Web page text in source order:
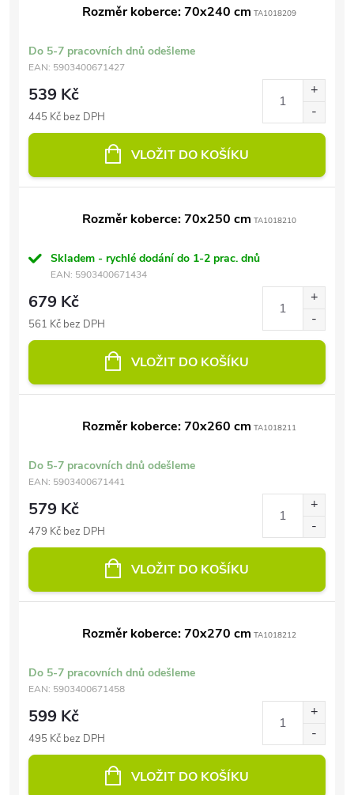
Rozměr koberce: 70x240 cm TA1018209
Do 5-7 pracovních dnů odešleme
EAN: 5903400671427
539 Kč
445 Kč bez DPH
VLOŽIT DO KOŠÍKU
Rozměr koberce: 70x250 cm TA1018210
Skladem - rychlé dodání do 1-2 prac. dnů
EAN: 5903400671434
679 Kč
561 Kč bez DPH
VLOŽIT DO KOŠÍKU
Rozměr koberce: 70x260 cm TA1018211
Do 5-7 pracovních dnů odešleme
EAN: 5903400671441
579 Kč
479 Kč bez DPH
VLOŽIT DO KOŠÍKU
Rozměr koberce: 70x270 cm TA1018212
Do 5-7 pracovních dnů odešleme
EAN: 5903400671458
599 Kč
495 Kč bez DPH
VLOŽIT DO KOŠÍKU